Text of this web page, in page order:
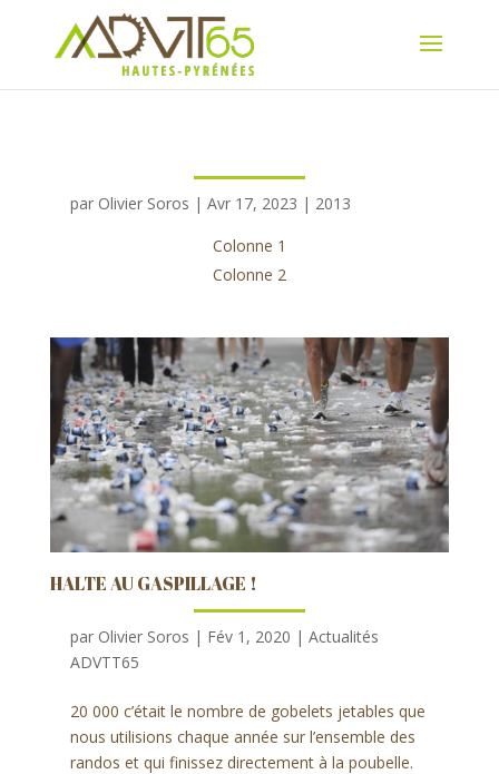
par Olivier Soros | Avr 17, 2023 | 2013
Colonne 1
Colonne 2
HALTE AU GASPILLAGE !
par Olivier Soros | Fév 1, 2020 | Actualités
ADVTT65
20 000 c’était le nombre de gobelets jetables que
nous utilisions chaque année sur l’ensemble des
randos et qui finissez directement à la poubelle.